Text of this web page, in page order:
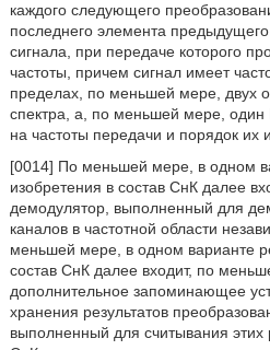
каждого следующего
последнего элемента
сигнала, при передаче которого
частоты, причем сигнал имеет
пределах, по меньшей мере, двух
спектра, а, по меньшей мере, один
на частоты передачи и порядок их
[0014] По меньшей мере, в одном
изобретения в состав СнК далее
демодулятор, выполненный для
каналов в частотной области
меньшей мере, в одном варианте
состав СнК далее входит, по
дополнительное запоминающее
хранения результатов
выполненный для считывания этих